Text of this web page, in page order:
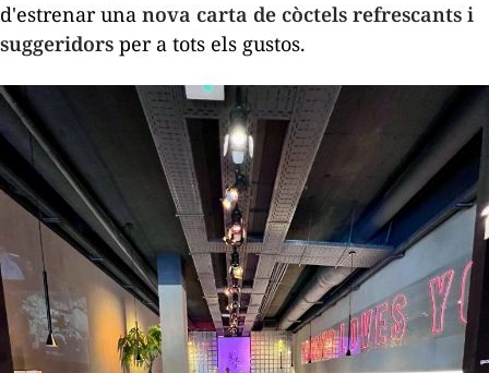
d'estrenar una nova carta de còctels refrescants i
suggeridors per a tots els gustos.